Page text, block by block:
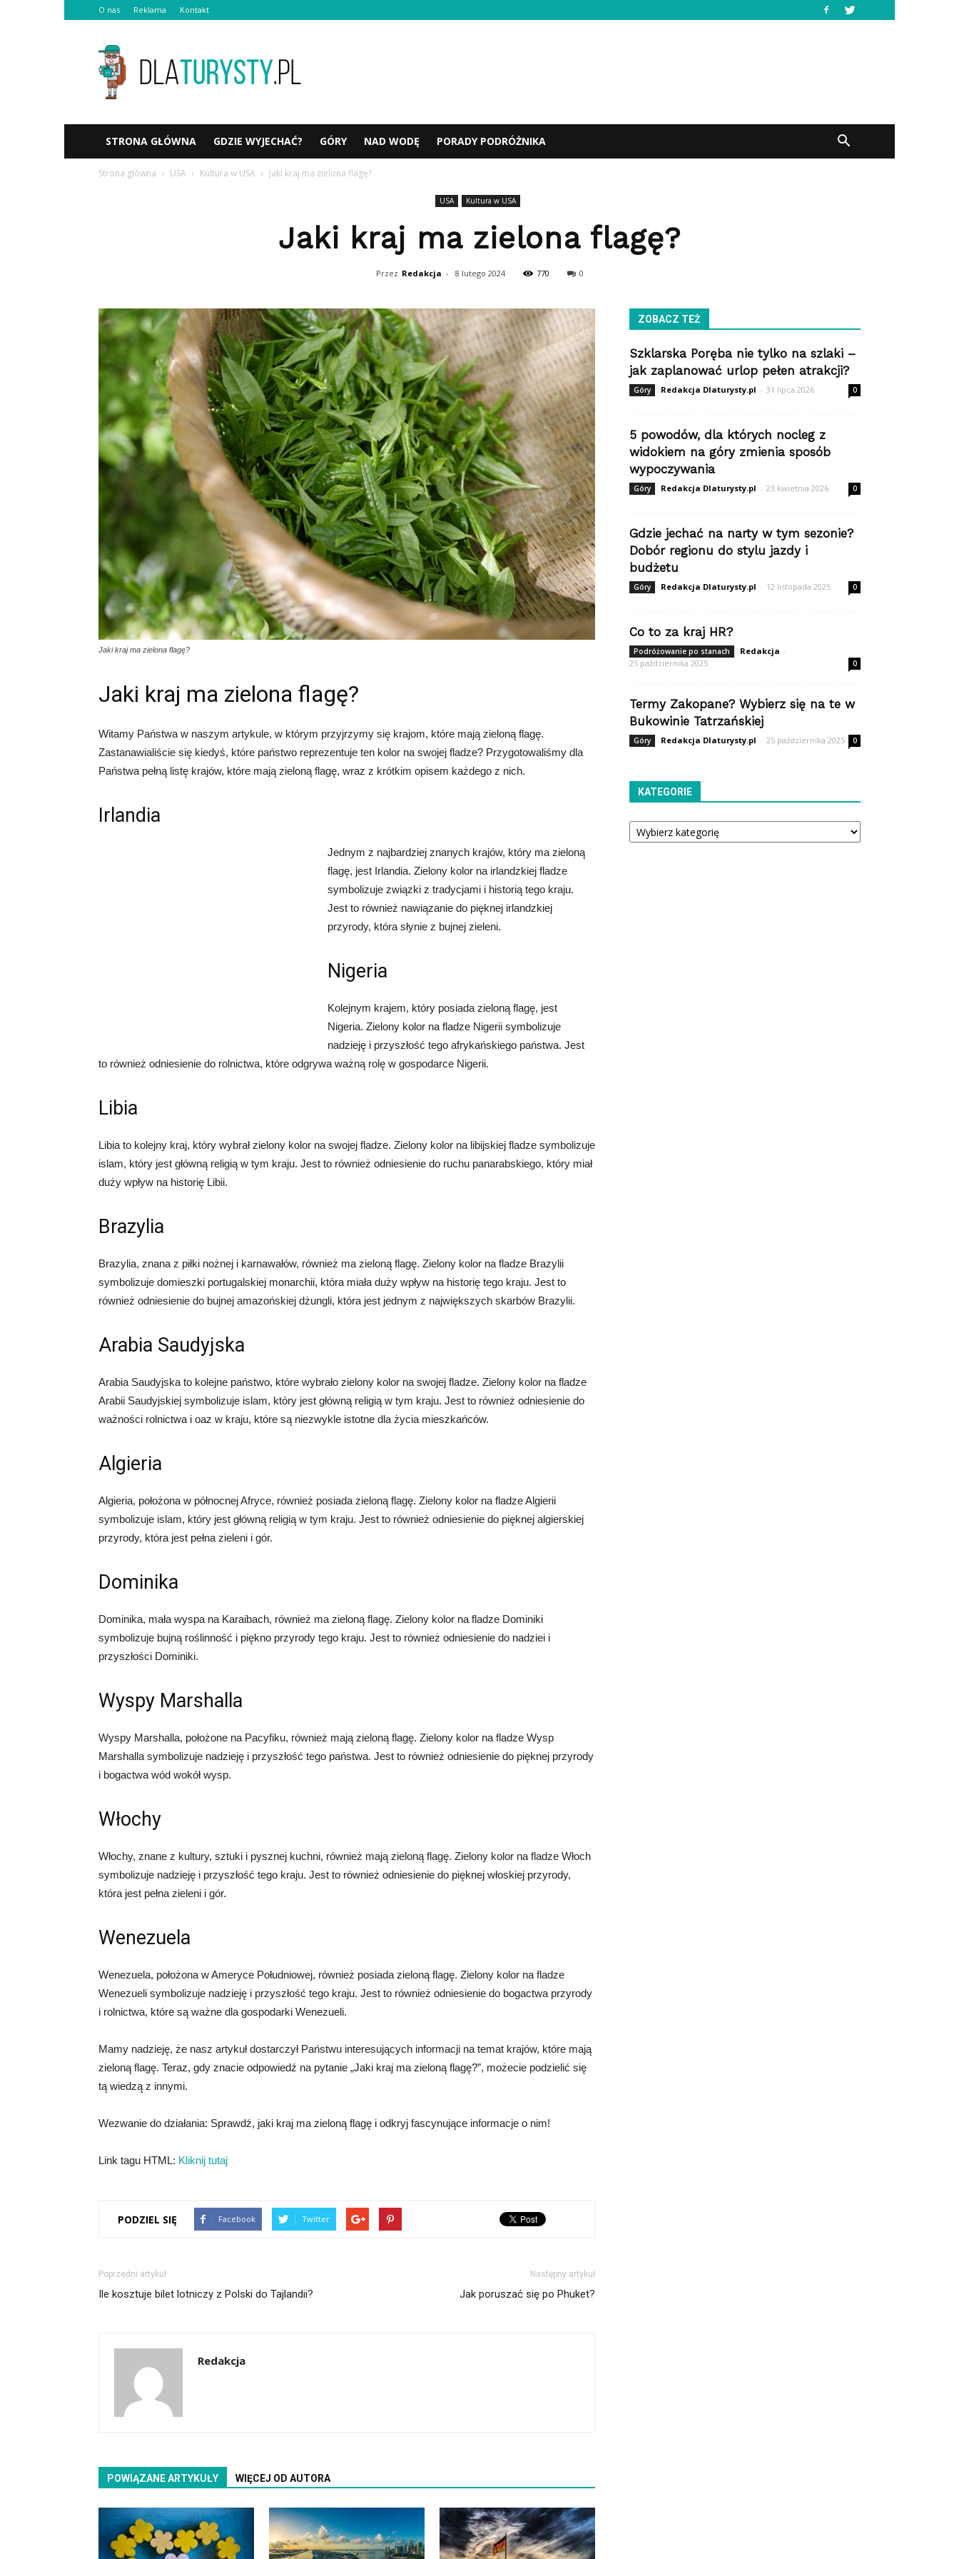
O nas Reklama Kontakt
Dlaturysty.pl
STRONA GŁÓWNA GDZIE WYJECHAĆ? GÓRY NAD WODĘ PORADY PODRÓŻNIKA
Strona główna USA Kultura w USA Jaki kraj ma zielona flagę?
USA Kultura w USA
Jaki kraj ma zielona flagę?
Przez Redakcja - 8 lutego 2024 770 0
Jaki kraj ma zielona flagę?
Jaki kraj ma zielona flagę?
Witamy Państwa w naszym artykule, w którym przyjrzymy się krajom, które mają zieloną flagę.
Zastanawialiście się kiedyś, które państwo reprezentuje ten kolor na swojej fladze? Przygotowaliśmy dla
Państwa pełną listę krajów, które mają zieloną flagę, wraz z krótkim opisem każdego z nich.
Irlandia
Jednym z najbardziej znanych krajów, który ma zieloną
flagę, jest Irlandia. Zielony kolor na irlandzkiej fladze
symbolizuje związki z tradycjami i historią tego kraju.
Jest to również nawiązanie do pięknej irlandzkiej
przyrody, która słynie z bujnej zieleni.
Nigeria
Kolejnym krajem, który posiada zieloną flagę, jest
Nigeria. Zielony kolor na fladze Nigerii symbolizuje
nadzieję i przyszłość tego afrykańskiego państwa. Jest
to również odniesienie do rolnictwa, które odgrywa ważną rolę w gospodarce Nigerii.
Libia
Libia to kolejny kraj, który wybrał zielony kolor na swojej fladze. Zielony kolor na libijskiej fladze symbolizuje
islam, który jest główną religią w tym kraju. Jest to również odniesienie do ruchu panarabskiego, który miał
duży wpływ na historię Libii.
Brazylia
Brazylia, znana z piłki nożnej i karnawałów, również ma zieloną flagę. Zielony kolor na fladze Brazylii
symbolizuje domieszki portugalskiej monarchii, która miała duży wpływ na historię tego kraju. Jest to
również odniesienie do bujnej amazońskiej dżungli, która jest jednym z największych skarbów Brazylii.
Arabia Saudyjska
Arabia Saudyjska to kolejne państwo, które wybrało zielony kolor na swojej fladze. Zielony kolor na fladze
Arabii Saudyjskiej symbolizuje islam, który jest główną religią w tym kraju. Jest to również odniesienie do
ważności rolnictwa i oaz w kraju, które są niezwykle istotne dla życia mieszkańców.
Algieria
Algieria, położona w północnej Afryce, również posiada zieloną flagę. Zielony kolor na fladze Algierii
symbolizuje islam, który jest główną religią w tym kraju. Jest to również odniesienie do pięknej algierskiej
przyrody, która jest pełna zieleni i gór.
Dominika
Dominika, mała wyspa na Karaibach, również ma zieloną flagę. Zielony kolor na fladze Dominiki
symbolizuje bujną roślinność i piękno przyrody tego kraju. Jest to również odniesienie do nadziei i
przyszłości Dominiki.
Wyspy Marshalla
Wyspy Marshalla, położone na Pacyfiku, również mają zieloną flagę. Zielony kolor na fladze Wysp
Marshalla symbolizuje nadzieję i przyszłość tego państwa. Jest to również odniesienie do pięknej przyrody
i bogactwa wód wokół wysp.
Włochy
Włochy, znane z kultury, sztuki i pysznej kuchni, również mają zieloną flagę. Zielony kolor na fladze Włoch
symbolizuje nadzieję i przyszłość tego kraju. Jest to również odniesienie do pięknej włoskiej przyrody,
która jest pełna zieleni i gór.
Wenezuela
Wenezuela, położona w Ameryce Południowej, również posiada zieloną flagę. Zielony kolor na fladze
Wenezueli symbolizuje nadzieję i przyszłość tego kraju. Jest to również odniesienie do bogactwa przyrody
i rolnictwa, które są ważne dla gospodarki Wenezueli.
Mamy nadzieję, że nasz artykuł dostarczył Państwu interesujących informacji na temat krajów, które mają
zieloną flagę. Teraz, gdy znacie odpowiedź na pytanie „Jaki kraj ma zieloną flagę?”, możecie podzielić się
tą wiedzą z innymi.
Wezwanie do działania: Sprawdź, jaki kraj ma zieloną flagę i odkryj fascynujące informacje o nim!
Link tagu HTML: Kliknij tutaj
PODZIEL SIĘ Facebook Twitter
Poprzedni artykuł
Ile kosztuje bilet lotniczy z Polski do Tajlandii?
Następny artykuł
Jak poruszać się po Phuket?
Redakcja
POWIĄZANE ARTYKUŁY WIĘCEJ OD AUTORA
ZOBACZ TEŻ
Szklarska Poręba nie tylko na szlaki –
jak zaplanować urlop pełen atrakcji?
Góry Redakcja Dlaturysty.pl - 31 lipca 2026 0
5 powodów, dla których nocleg z
widokiem na góry zmienia sposób
wypoczywania
Góry Redakcja Dlaturysty.pl - 23 kwietnia 2026 0
Gdzie jechać na narty w tym sezonie?
Dobór regionu do stylu jazdy i
budżetu
Góry Redakcja Dlaturysty.pl - 12 listopada 2025 0
Co to za kraj HR?
Podróżowanie po stanach Redakcja -
25 października 2025
0
Termy Zakopane? Wybierz się na te w
Bukowinie Tatrzańskiej
Góry Redakcja Dlaturysty.pl - 25 października 2025 0
KATEGORIE
Kategorie